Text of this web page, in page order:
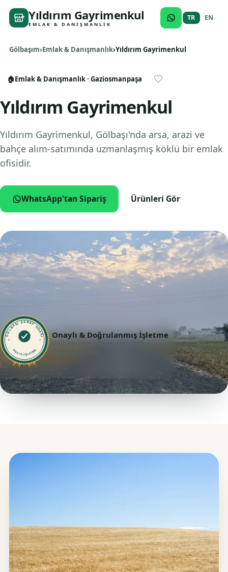
Yıldırım Gayrimenkul
EMLAK & DANIŞMANLIK
TR EN
Gölbaşım Emlak & Danışmanlık Yıldırım Gayrimenkul
🏠Emlak & Danışmanlık· Gaziosmanpaşa
Yıldırım Gayrimenkul
Yıldırım Gayrimenkul, Gölbaşı'nda arsa, arazi ve
bahçe alım-satımında uzmanlaşmış köklü bir emlak
ofisidir.
WhatsApp'tan Sipariş Ürünleri Gör
GÖLBAŞI ESNAF ODASI
ONAYLI İŞLETME
Onaylı & Doğrulanmış İşletme
Gölbaşı Esnaf Odası tarafından